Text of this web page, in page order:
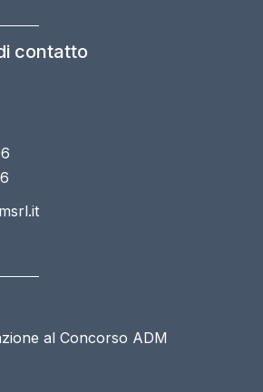
contatto
al Concorso ADM